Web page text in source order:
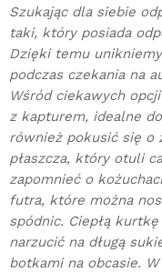
Szukając dla siebie
taki, który posiada
Dzięki temu
podczas czekania na
Wśród ciekawych
z kapturem, idealne
również pokusić się o
płaszcza, który otuli
zapomnieć o
futra, które można
spódnic. Ciepłą
narzucić na długą
botkami na obcasie.